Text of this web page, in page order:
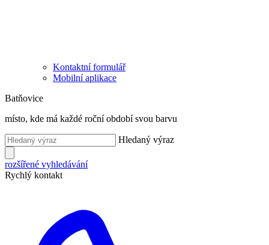
Kontaktní formulář
Mobilní aplikace
Batňovice
místo, kde má každé roční období svou barvu
Hledaný výraz
rozšířené vyhledávání
Rychlý kontakt